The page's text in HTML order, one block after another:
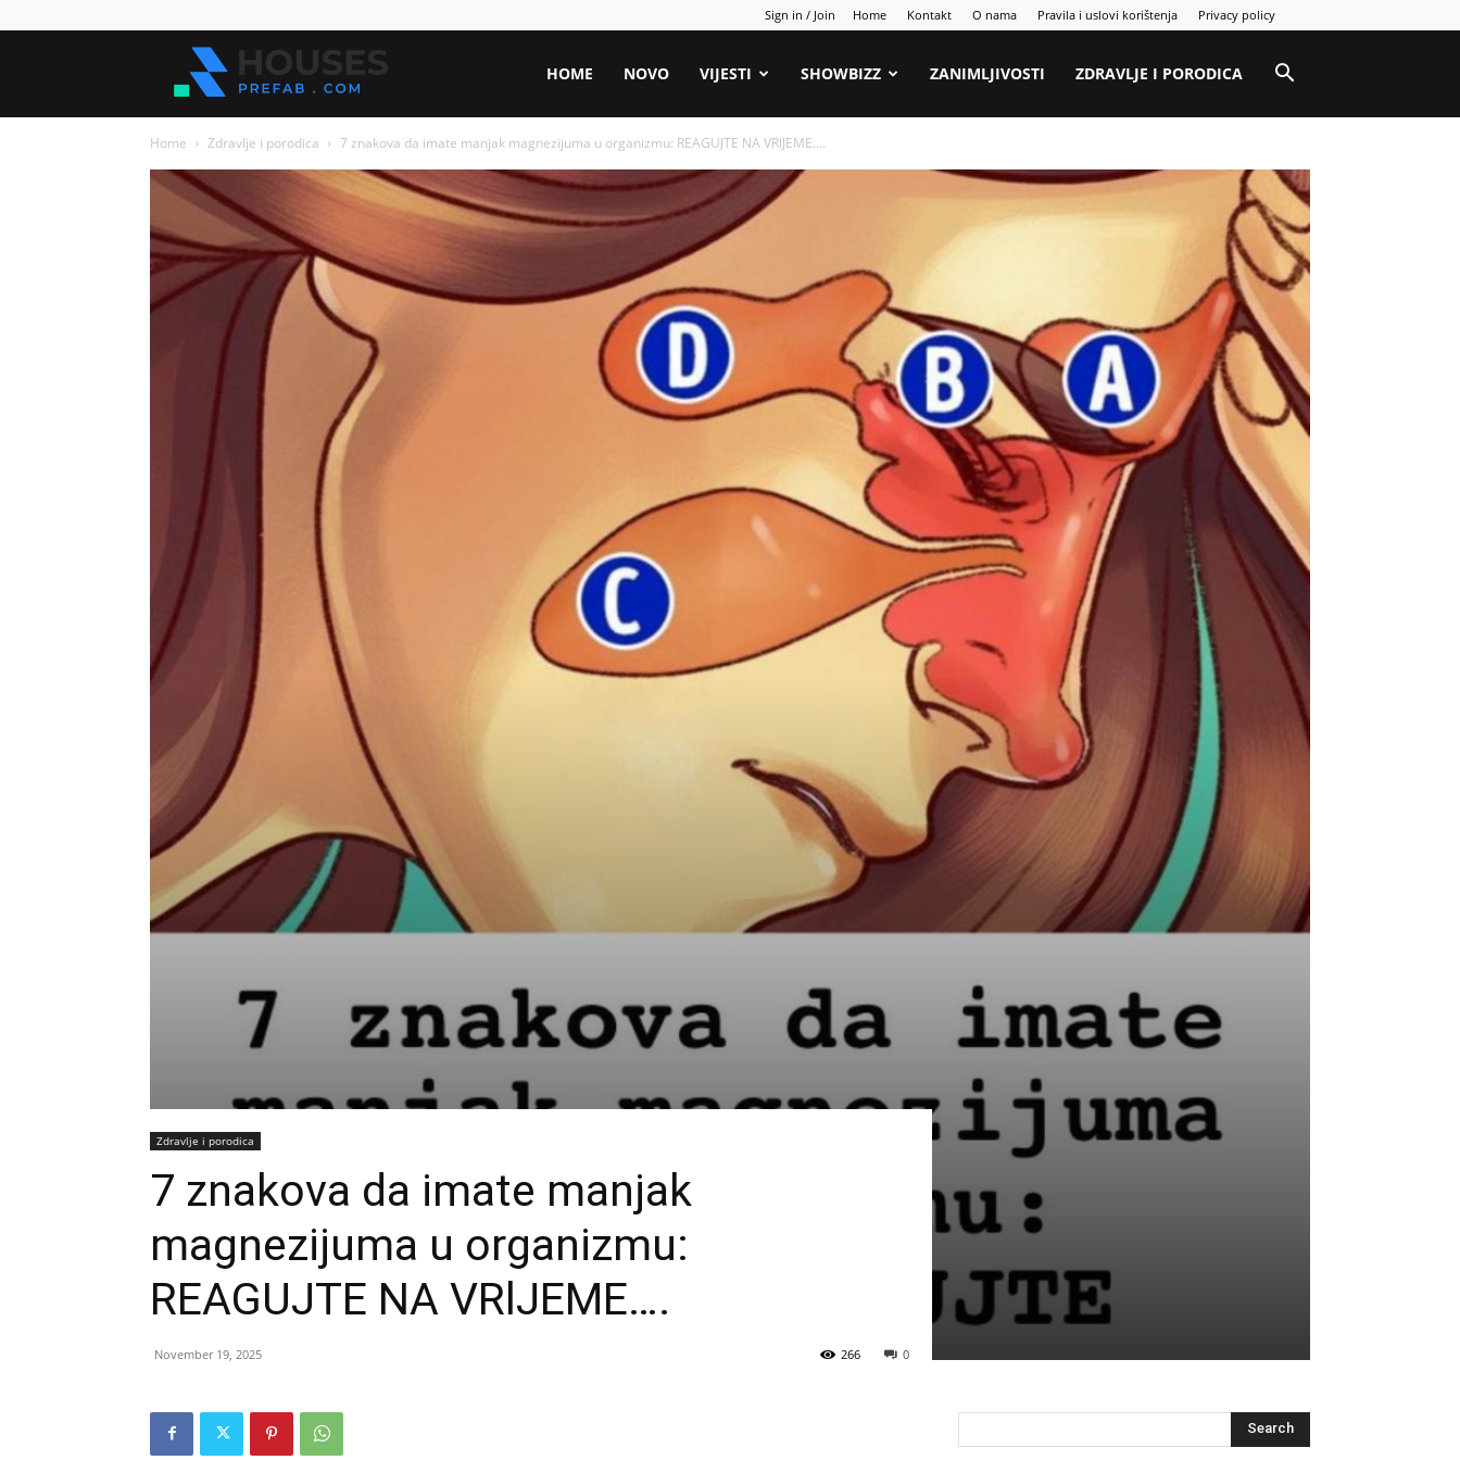
Sign in / Join Home Kontakt O nama Pravila i uslovi korištenja Privacy policy
HOME NOVO VIJESTI SHOWBIZZ ZANIMLJIVOSTI ZDRAVLJE I PORODICA
Home Zdravlje i porodica 7 znakova da imate manjak magnezijuma u organizmu: REAGUJTE NA VRlJEME….
Zdravlje i porodica
7 znakova da imate manjak
magnezijuma u organizmu:
REAGUJTE NA VRlJEME….
November 19, 2025 0
266